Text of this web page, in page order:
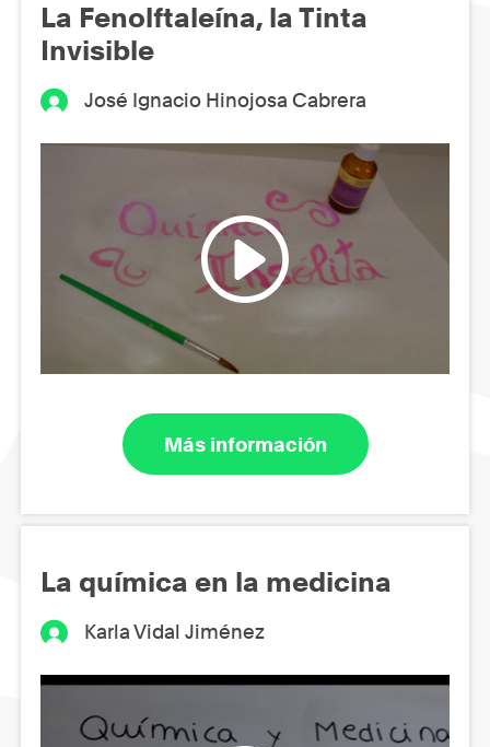
La Fenolftaleína, la Tinta
Invisible
José Ignacio Hinojosa Cabrera
Más información
La química en la medicina
Karla Vidal Jiménez